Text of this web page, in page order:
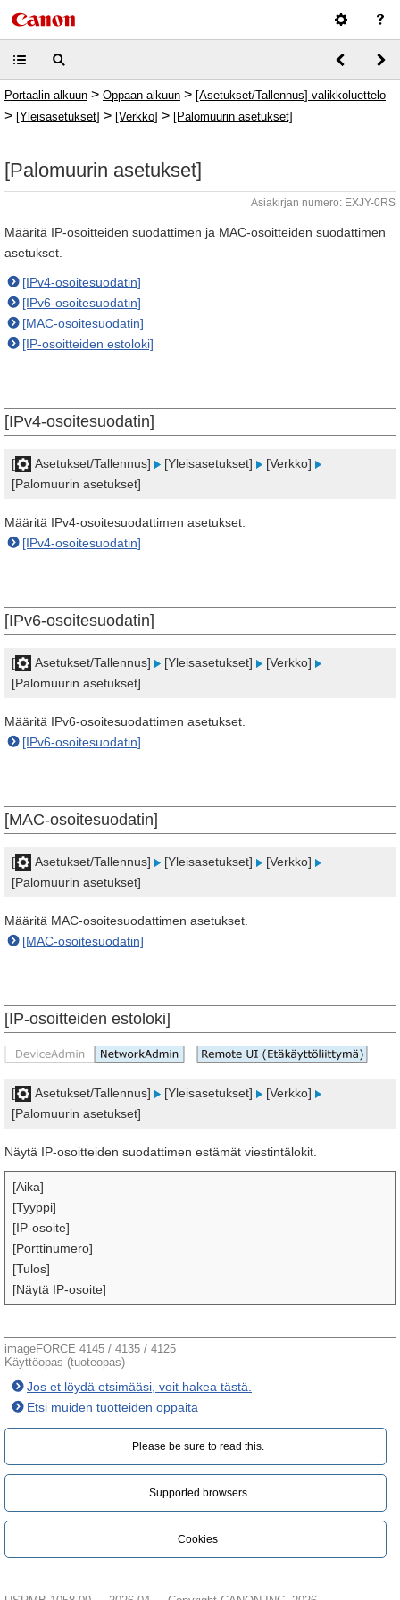
Portaalin alkuun > Oppaan alkuun > [Asetukset/Tallennus]-valikkoluettelo
> [Yleisasetukset] > [Verkko] > [Palomuurin asetukset]
[Palomuurin asetukset]
Asiakirjan numero: EXJY-0RS
Määritä IP-osoitteiden suodattimen ja MAC-osoitteiden suodattimen
asetukset.
[IPv4-osoitesuodatin]
[IPv6-osoitesuodatin]
[MAC-osoitesuodatin]
[IP-osoitteiden estoloki]
[IPv4-osoitesuodatin]
[ Asetukset/Tallennus] [Yleisasetukset]
[Verkko]
[Palomuurin asetukset]
Määritä IPv4-osoitesuodattimen asetukset.
[IPv4-osoitesuodatin]
[IPv6-osoitesuodatin]
[ Asetukset/Tallennus] [Yleisasetukset]
[Verkko]
[Palomuurin asetukset]
Määritä IPv6-osoitesuodattimen asetukset.
[IPv6-osoitesuodatin]
[MAC-osoitesuodatin]
[ Asetukset/Tallennus] [Yleisasetukset]
[Verkko]
[Palomuurin asetukset]
Määritä MAC-osoitesuodattimen asetukset.
[MAC-osoitesuodatin]
[IP-osoitteiden estoloki]
[ Asetukset/Tallennus] [Yleisasetukset]
[Verkko]
[Palomuurin asetukset]
Näytä IP-osoitteiden suodattimen estämät viestintälokit.
[Aika]
[Tyyppi]
[IP-osoite]
[Porttinumero]
[Tulos]
[Näytä IP-osoite]
imageFORCE 4145 / 4135 / 4125
Käyttöopas (tuoteopas)
Jos et löydä etsimääsi, voit hakea tästä.
Etsi muiden tuotteiden oppaita
Please be sure to read this.‎
Supported browsers
Cookies